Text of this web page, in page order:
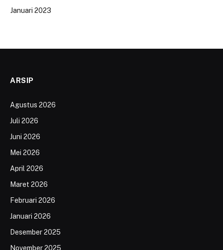
Januari 2023
ARSIP
Agustus 2026
Juli 2026
Juni 2026
Mei 2026
April 2026
Maret 2026
Februari 2026
Januari 2026
Desember 2025
November 2025